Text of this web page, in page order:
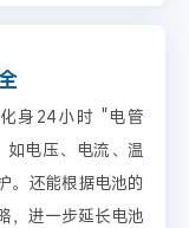
身24小时 "电管
电压、电流、温
。还能根据电池的
，进一步延长电池